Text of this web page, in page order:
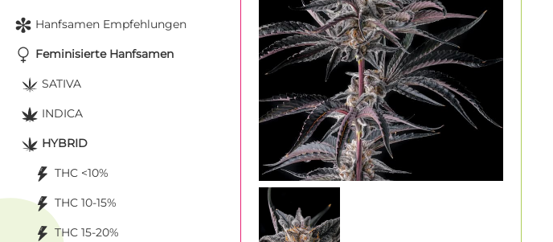
Hanfsamen Empfehlungen
Feminisierte Hanfsamen
SATIVA
INDICA
HYBRID
THC <10%
THC 10-15%
THC 15-20%